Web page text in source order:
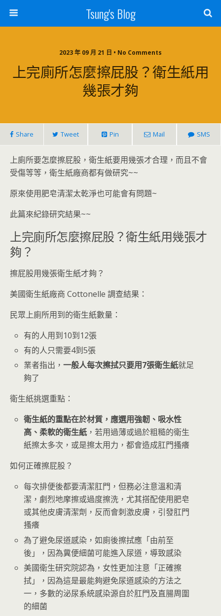
Tsung's Blog
2023 年 09 月 21 日 • No Comments
上完廁所怎麼擦屁股？衛生紙用
幾張才夠
Share Tweet Pin Mail SMS
上廁所要怎麼擦屁股，衛生紙要用幾張才合理，而且不會
受傷等等，衛生紙廠商都有做研究~~
原來使用肥皂清潔太乾淨也可能會有問題~
此篇來紀錄研究結果~~
上完廁所怎麼擦屁股？衛生紙用幾張才
夠？
擦屁股用幾張衛生紙才夠？
美國衛生紙廠商 Cottonelle 調查結果：
民眾上廁所用到的衛生紙數量：
有的人用到10到12張
有的人只需要4到5張
業者指出，一般人每次擦拭只要用7張衛生紙就足
夠了
衛生紙挑選重點：
衛生紙的重點在於材質，應選用強韌、吸水性
高、柔軟的衛生紙，若用過薄或過於粗糙的衛生
紙擦太多次，或是擦太用力，都會造成肛門搔癢
如何正確擦屁股？
每次排便後都要清潔肛門，但務必注意溫和清
潔，劇烈地摩擦或過度擦洗，尤其搭配使用肥皂
或其他皮膚清潔劑，反而會刺激皮膚，引發肛門
搔癢
為了避免尿道感染，如廁後擦拭應「由前至
後」，因為糞便細菌可能進入尿道，導致感染
美國衛生研究院認為，女性更加注意「正確擦
拭」，因為這是最能夠避免尿道感染的方法之
一，多數的泌尿系統感染源自於肛門及直腸周圍
的細菌